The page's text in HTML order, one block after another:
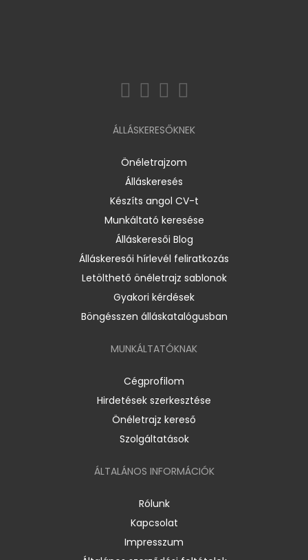
ÁLLÁSKERESŐKNEK
Önéletrajzom
Álláskeresés
Készíts angol CV-t
Munkáltató keresése
Álláskeresői Blog
Álláskeresői hírlevél feliratkozás
Letölthető önéletrajz sablonok
Gyakori kérdések
Böngésszen álláskatalógusban
MUNKÁLTATÓKNAK
Cégprofilom
Hirdetések szerkesztése
Önéletrajz kereső
Szolgáltatások
ÁLTALÁNOS INFORMÁCIÓK
Rólunk
Kapcsolat
Impresszum